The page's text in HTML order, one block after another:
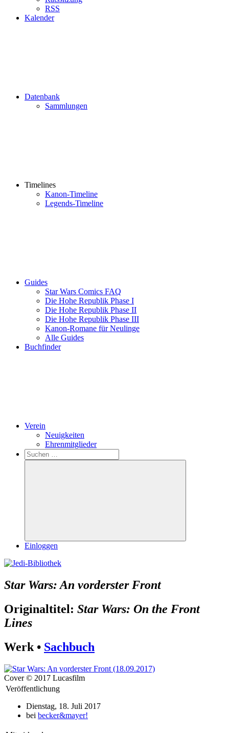
RSS
Kalender
Datenbank
Sammlungen
Timelines
Kanon-Timeline
Legends-Timeline
Guides
Star Wars Comics FAQ
Die Hohe Republik Phase I
Die Hohe Republik Phase II
Die Hohe Republik Phase III
Kanon-Romane für Neulinge
Alle Guides
Buchfinder
Verein
Neuigkeiten
Ehrenmitglieder
Search
Suchen
nach:
Suchen
Einloggen
Star Wars: An vorderster Front
Originaltitel: Star Wars: On the Front
Lines
Werk • Sachbuch
Cover © 2017 Lucasfilm
Veröffentlichung
Dienstag, 18. Juli 2017
bei becker&mayer!